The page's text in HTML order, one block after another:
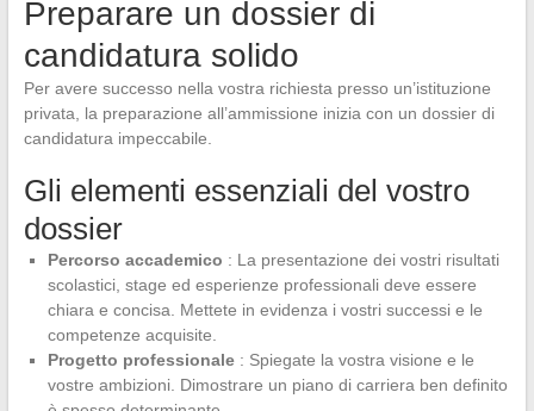
Preparare un dossier di
candidatura solido
Per avere successo nella vostra richiesta presso un’istituzione
privata, la preparazione all’ammissione inizia con un dossier di
candidatura impeccabile.
Gli elementi essenziali del vostro
dossier
Percorso accademico : La presentazione dei vostri risultati
scolastici, stage ed esperienze professionali deve essere
chiara e concisa. Mettete in evidenza i vostri successi e le
competenze acquisite.
Progetto professionale: Spiegate la vostra visione e le
vostre ambizioni. Dimostrare un piano di carriera ben definito